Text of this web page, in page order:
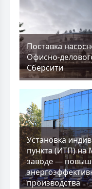
Поставка
Офисно-
Сберсити
Установка
пункта (ИТП) на
заводе —
производства